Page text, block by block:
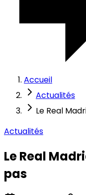
Accueil
Actualités
Le Real
Actualités
Le Real
pas